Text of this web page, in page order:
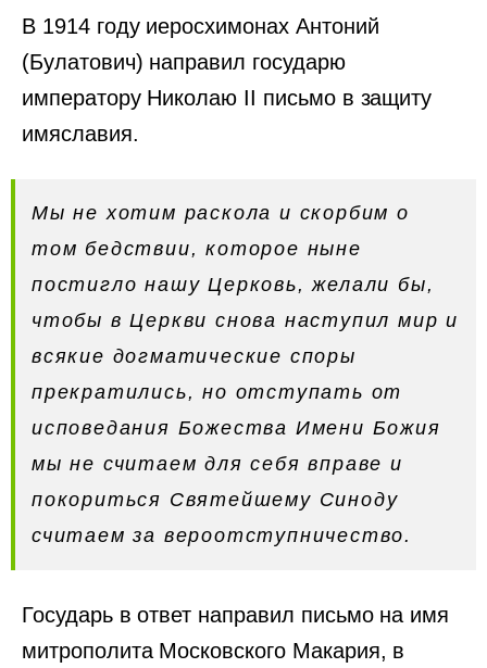
В 1914 году иеросхимонах Антоний
(Булатович) направил государю
императору Николаю II письмо в защиту
имяславия.
Мы не хотим раскола и скорбим о
том бедствии, которое ныне
постигло нашу Церковь, желали бы,
чтобы в Церкви снова наступил мир и
всякие догматические споры
прекратились, но отступать от
исповедания Божества Имени Божия
мы не считаем для себя вправе и
покориться Святейшему Синоду
считаем за вероотступничество.
Государь в ответ направил письмо на имя
митрополита Московского Макария, в